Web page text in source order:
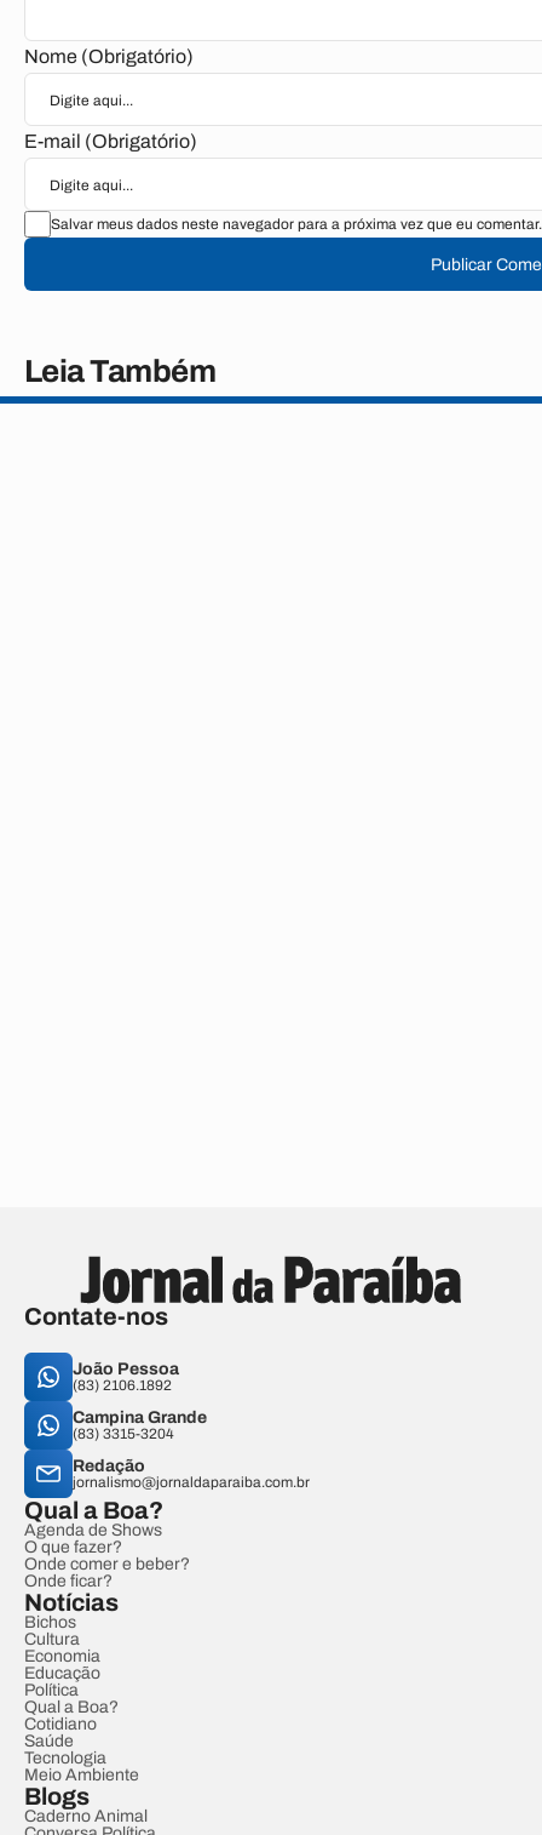
Nome (Obrigatório)
E-mail (Obrigatório)
Salvar meus dados neste navegador para a próxima vez que eu comentar.
Publicar
Leia Também
Contate-nos
João Pessoa
(83) 2106.1892
Campina Grande
(83) 3315-3204
Redação
jornalismo@jornaldaparaiba.com.br
Qual a Boa?
Agenda de Shows
O que fazer?
Onde comer e beber?
Onde ficar?
Notícias
Bichos
Cultura
Economia
Educação
Política
Qual a Boa?
Cotidiano
Saúde
Tecnologia
Meio Ambiente
Blogs
Caderno Animal